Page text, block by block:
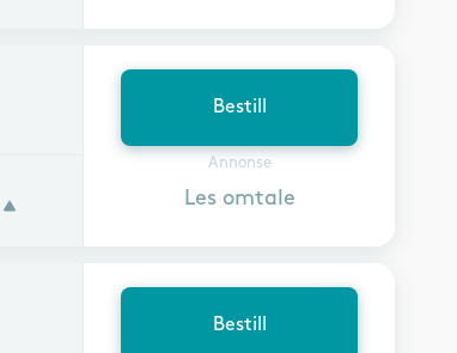
Bestill
Annonse
Les omtale
Bestill